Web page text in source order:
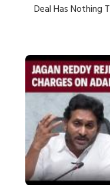
Deal Has Nothing